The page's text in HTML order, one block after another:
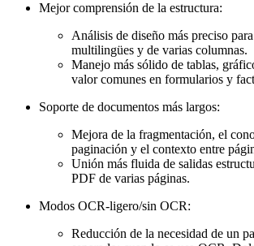
Mejor comprensión de la estructura:
Análisis de diseño más preciso
multilingües y de varias columnas.
Manejo más sólido de tablas,
valor comunes en formularios y
Soporte de documentos más largos:
Mejora de la fragmentación, el
paginación y el contexto entre
Unión más fluida de salidas
PDF de varias páginas.
Modos OCR-ligero/sin OCR:
Reducción de la necesidad de un